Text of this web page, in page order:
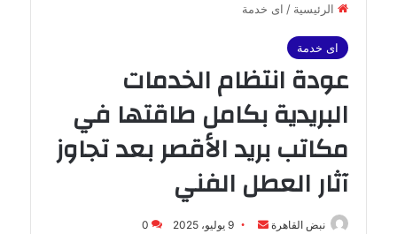
الرئيسية / اى خدمة
اى خدمة
عودة انتظام الخدمات
البريدية بكامل طاقتها في
مكاتب بريد الأقصر بعد تجاوز
آثار العطل الفني
نبض القاهرة
أرسل 9 يوليو، 2025 0